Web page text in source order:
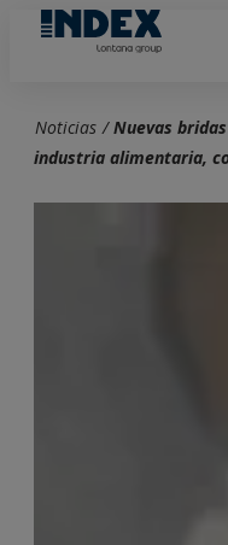
Noticias /Nuevas
industria alimentaria,